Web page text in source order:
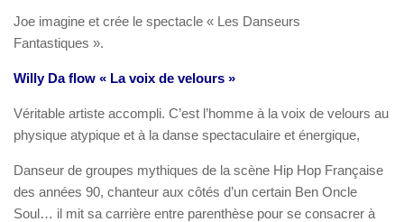
Joe imagine et crée le spectacle « Les Danseurs
Fantastiques ».
Willy Da flow « La voix de velours »
Véritable artiste accompli. C’est l’homme à la voix de velours au
physique atypique et à la danse spectaculaire et énergique,
Danseur de groupes mythiques de la scène Hip Hop Française
des années 90, chanteur aux côtés d’un certain Ben Oncle
Soul… il mit sa carrière entre parenthèse pour se consacrer à